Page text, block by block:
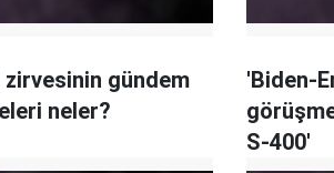
zirvesinin gündem
neler?
'Biden-
S-400'